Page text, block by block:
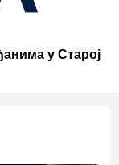
у Старој